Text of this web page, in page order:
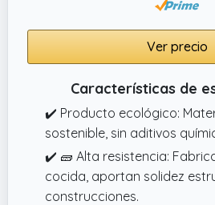
Ver precio
Características de
✔️ Producto ecológico:
sostenible, sin aditivos
✔️ 🧱 Alta resistencia:
cocida, aportan solidez
construcciones.